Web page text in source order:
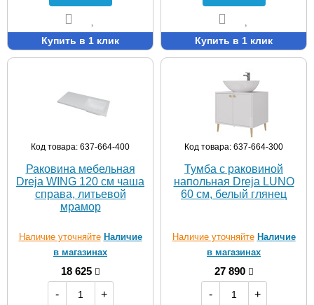
Купить в 1 клик Купить в 1 клик
Код товара: 637-664-400
Раковина мебельная
Dreja WING 120 см чаша
справа, литьевой
мрамор
Наличие уточняйте Наличие
в магазинах
18 625
-
+
Код товара: 637-664-300
Тумба с раковиной
напольная Dreja LUNO
60 см, белый глянец
Наличие уточняйте Наличие
в магазинах
27 890
-
+